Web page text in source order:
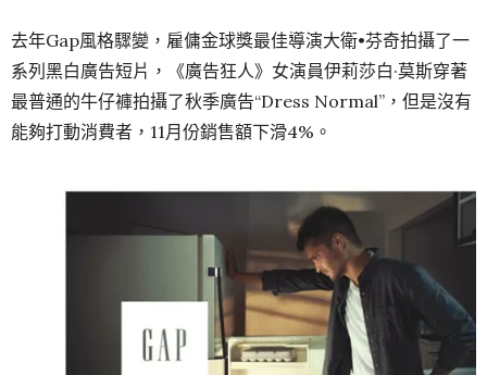
去年Gap風格驟變，雇傭金球獎最佳導演大衛•芬奇拍攝了一
系列黑白廣告短片，《廣告狂人》女演員伊莉莎白·莫斯穿著
最普通的牛仔褲拍攝了秋季廣告“Dress Normal”，但是沒有
能夠打動消費者，11月份銷售額下滑4%。